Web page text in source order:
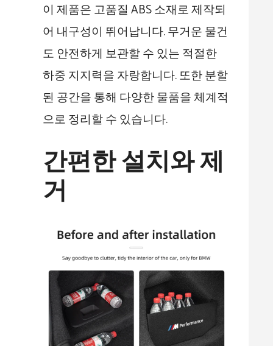
이 제품은 고품질 ABS 소재로 제작되
어 내구성이 뛰어납니다. 무거운 물건
도 안전하게 보관할 수 있는 적절한
하중 지지력을 자랑합니다. 또한 분할
된 공간을 통해 다양한 물품을 체계적
으로 정리할 수 있습니다.
간편한 설치와 제
거